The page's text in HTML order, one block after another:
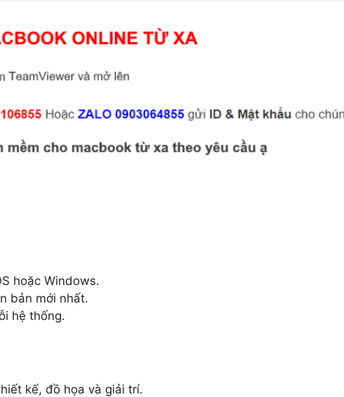
hoặc Windows.
bản mới nhất.
hệ thống.
kế, đồ họa và giải trí.